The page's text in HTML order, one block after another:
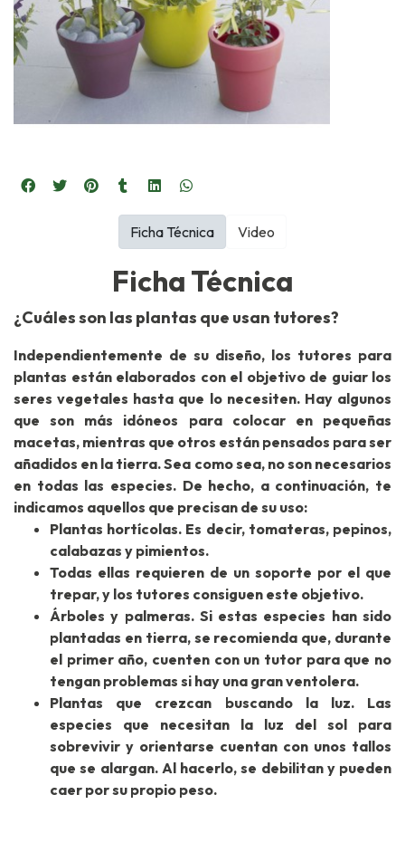
Ficha Técnica
¿Cuáles son las plantas que usan tutores?
Independientemente de su diseño, los tutores para
plantas están elaborados con el objetivo de guiar los
seres vegetales hasta que lo necesiten. Hay algunos
que son más idóneos para colocar en pequeñas
macetas, mientras que otros están pensados para ser
añadidos en la tierra. Sea como sea, no son necesarios
en todas las especies. De hecho, a continuación, te
indicamos aquellos que precisan de su uso:
Plantas hortícolas. Es decir, tomateras, pepinos,
calabazas y pimientos.
Todas ellas requieren de un soporte por el que
trepar, y los tutores consiguen este objetivo.
Árboles y palmeras. Si estas especies han sido
plantadas en tierra, se recomienda que, durante
el primer año, cuenten con un tutor para que no
tengan problemas si hay una gran ventolera.
Plantas que crezcan buscando la luz. Las
especies que necesitan la luz del sol para
sobrevivir y orientarse cuentan con unos tallos
que se alargan. Al hacerlo, se debilitan y pueden
caer por su propio peso.
Ficha Técnica Video